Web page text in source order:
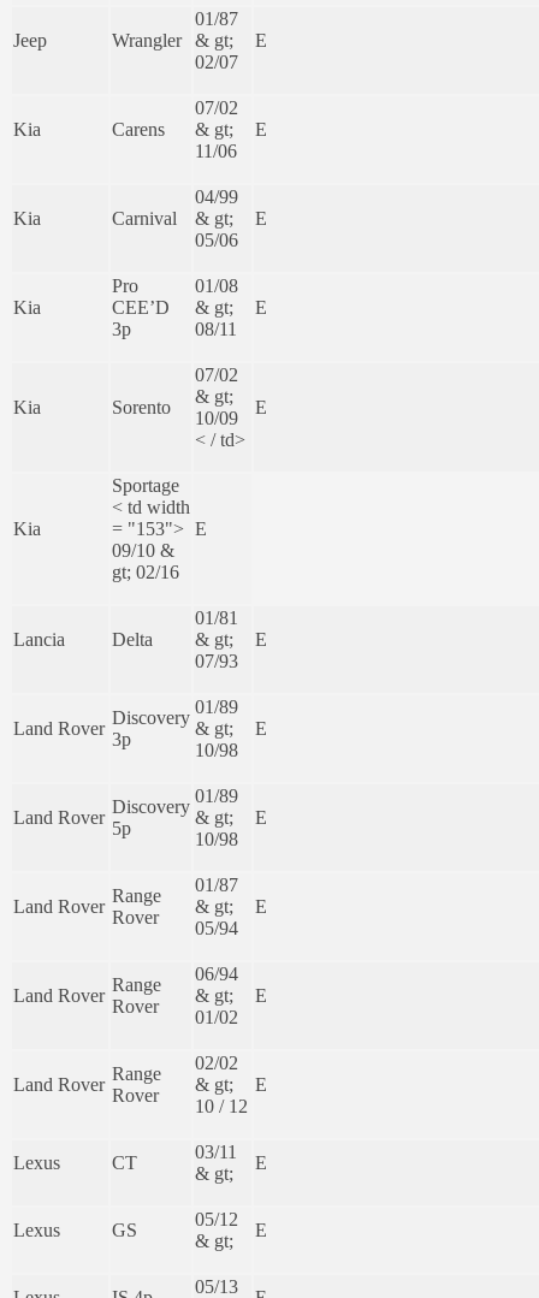
Jeep Wrangler
01/87
& gt;
02/07
E
Kia Carens
07/02
& gt;
11/06
E
Kia Carnival
04/99
& gt;
05/06
E
Kia
Pro
CEE’D
3p
01/08
& gt;
08/11
E
Kia Sorento
07/02
& gt;
10/09
< / td>
E
Kia
Sportage
< td width
= "153">
09/10 &
gt; 02/16
E
Lancia Delta
01/81
& gt;
07/93
E
Land Rover
Discovery
3p
01/89
& gt;
10/98
E
Land Rover
Discovery
5p
01/89
& gt;
10/98
E
Land Rover
Range
Rover
01/87
& gt;
05/94
E
Land Rover
Range
Rover
06/94
& gt;
01/02
E
Land Rover
Range
Rover
02/02
& gt;
10 / 12
E
Lexus CT
03/11
& gt;
E
Lexus GS
05/12
& gt;
E
05/13